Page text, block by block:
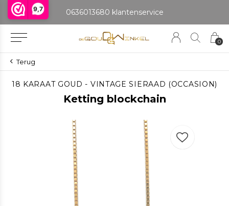
9,7
0
0636013680 klantenservice
Terug
18 KARAAT GOUD - VINTAGE SIERAAD (OCCASION)
Ketting blockchain